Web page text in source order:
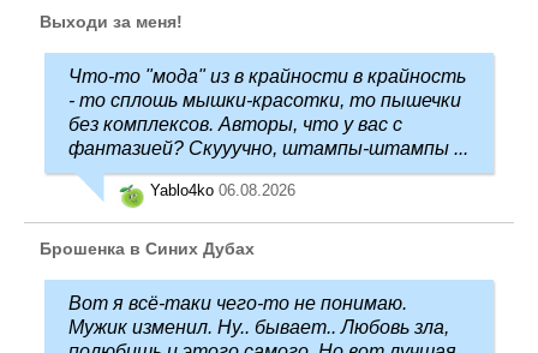
Выходи за меня!
Что-то "мода" из в крайности в крайность
- то сплошь мышки-красотки, то пышечки
без комплексов. Авторы, что у вас с
фантазией? Скууучно, штампы-штампы ...
Yablo4ko 06.08.2026
Брошенка в Синих Дубах
Вот я всё-таки чего-то не понимаю.
Мужик изменил. Ну.. бывает.. Любовь зла,